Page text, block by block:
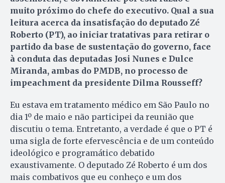
muito próximo do chefe do executivo. Qual a sua
leitura acerca da insatisfação do deputado Zé
Roberto (PT), ao iniciar tratativas para retirar o
partido da base de sustentação do governo, face
à conduta das deputadas Josi Nunes e Dulce
Miranda, ambas do PMDB, no processo de
impeachment da presidente Dilma Rousseff?
Eu estava em tratamento médico em São Paulo no
dia 1º de maio e não participei da reunião que
discutiu o tema. Entretanto, a verdade é que o PT é
uma sigla de forte efervescência e de um conteúdo
ideológico e programático debatido
exaustivamente. O deputado Zé Roberto é um dos
mais combativos que eu conheço e um dos